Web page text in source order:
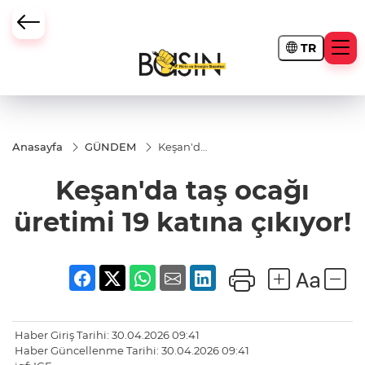
TR
Anasayfa GÜNDEM
Keşan'da
19 katına
çıkıyor!
Keşan'da taş ocağı
üretimi 19 katına çıkıyor!
Haber Giriş Tarihi: 30.04.2026 09:41
Haber Güncellenme Tarihi: 30.04.2026 09:41